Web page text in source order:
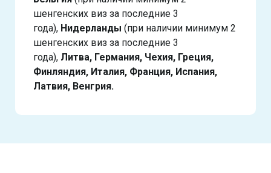
шенгенских виз за последние 3
года), Нидерланды (при наличии минимум 2
шенгенских виз за последние 3
года), Литва, Германия, Чехия, Греция,
Финляндия, Италия, Франция, Испания,
Латвия, Венгрия.